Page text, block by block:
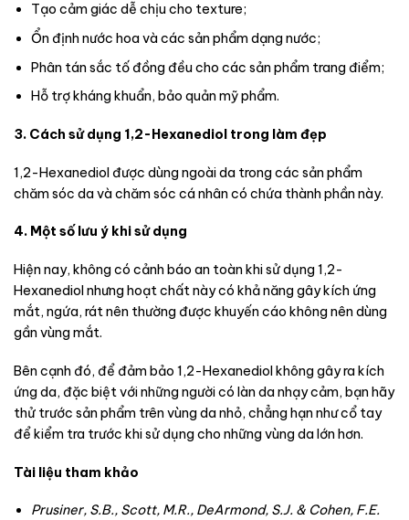
Tạo cảm giác dễ chịu cho texture;
Ổn định nước hoa và các sản phẩm dạng nước;
Phân tán sắc tố đồng đều cho các sản phẩm trang điểm;
Hỗ trợ kháng khuẩn, bảo quản mỹ phẩm.
3. Cách sử dụng 1,2-Hexanediol trong làm đẹp
1,2-Hexanediol được dùng ngoài da trong các sản phẩm
chăm sóc da và chăm sóc cá nhân có chứa thành phần này.
4. Một số lưu ý khi sử dụng
Hiện nay, không có cảnh báo an toàn khi sử dụng 1,2-
Hexanediol nhưng hoạt chất này có khả năng gây kích ứng
mắt, ngứa, rát nên thường được khuyến cáo không nên dùng
gần vùng mắt.
Bên cạnh đó, để đảm bảo 1,2-Hexanediol không gây ra kích
ứng da, đặc biệt với những người có làn da nhạy cảm, bạn hãy
thử trước sản phẩm trên vùng da nhỏ, chẳng hạn như cổ tay
để kiểm tra trước khi sử dụng cho những vùng da lớn hơn.
Tài liệu tham khảo
Prusiner, S.B., Scott, M.R., DeArmond, S.J. & Cohen, F.E.